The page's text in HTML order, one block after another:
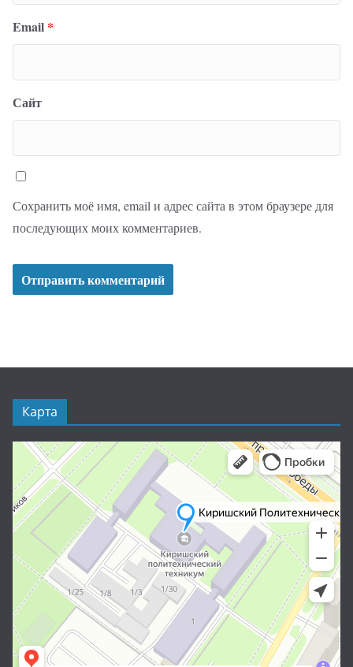
Email *
Сайт
Сохранить моё имя, email и адрес сайта в этом браузере для
последующих моих комментариев.
Карта